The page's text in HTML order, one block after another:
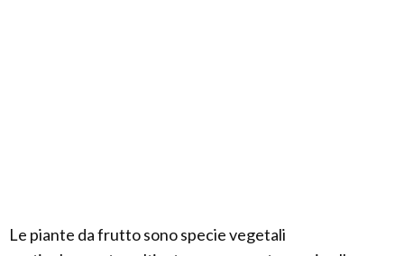
Le piante da frutto sono specie vegetali